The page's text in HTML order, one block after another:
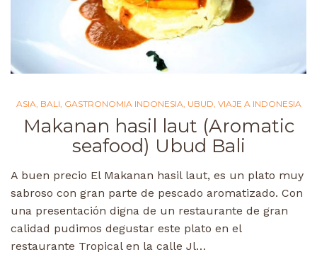
ASIA BALI GASTRONOMIA INDONESIA UBUD VIAJE A INDONESIA
Makanan hasil laut (Aromatic
seafood) Ubud Bali
A buen precio El Makanan hasil laut, es un plato muy
sabroso con gran parte de pescado aromatizado. Con
una presentación digna de un restaurante de gran
calidad pudimos degustar este plato en el
restaurante Tropical en la calle Jl…